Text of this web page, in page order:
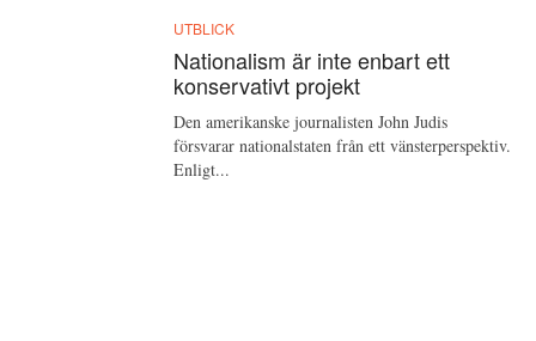
UTBLICK
Nationalism är inte enbart ett
konservativt projekt
Den amerikanske journalisten John Judis
försvarar nationalstaten från ett vänsterperspektiv.
Enligt...